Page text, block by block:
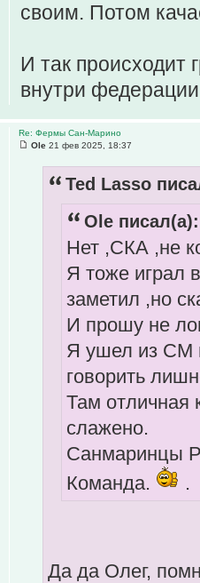
своим. Потом
И так происходит
внутри
Re: Фермы Сан-Марино
Ole 21 фев 2025, 18:37
Ted Lasso
Ole писал(а):
Нет ,СКА ,не
Я тоже играл
заметил ,но
И прошу не
Я ушел из СМ
говорить
Там отличная
слажено.
Санмаринцы
Команда.
.
Да да Олег,